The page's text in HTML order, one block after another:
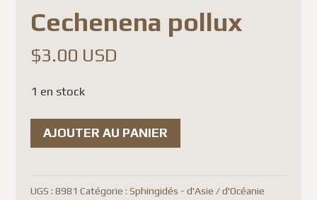
Cechenena pollux
$3.00 USD
1 en stock
quantité
de
pollux
AJOUTER AU PANIER
UGS : 8981 Catégorie : Sphingidés - d'Asie / d'Océanie